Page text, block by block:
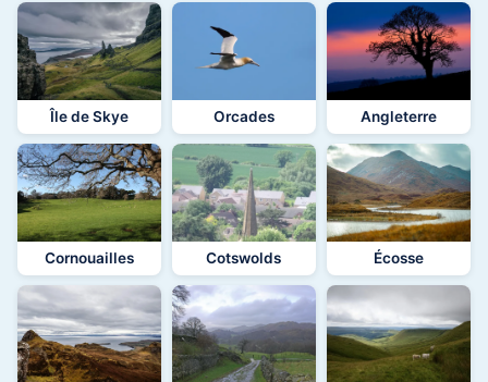
Île de Skye Orcades Angleterre
Cornouailles Cotswolds Écosse